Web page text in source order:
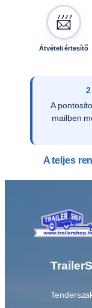
📨
Átvételi értesítő
A
mailben
A teljes